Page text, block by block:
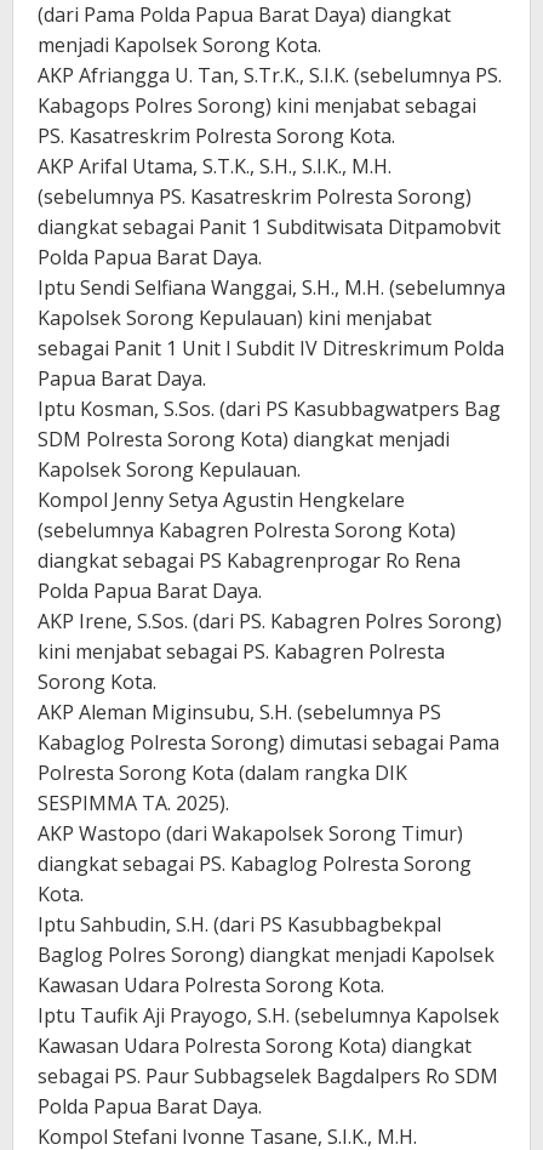
(dari Pama Polda Papua Barat Daya) diangkat
menjadi Kapolsek Sorong Kota.
AKP Afriangga U. Tan, S.Tr.K., S.I.K. (sebelumnya PS.
Kabagops Polres Sorong) kini menjabat sebagai
PS. Kasatreskrim Polresta Sorong Kota.
AKP Arifal Utama, S.T.K., S.H., S.I.K., M.H.
(sebelumnya PS. Kasatreskrim Polresta Sorong)
diangkat sebagai Panit 1 Subditwisata Ditpamobvit
Polda Papua Barat Daya.
Iptu Sendi Selfiana Wanggai, S.H., M.H. (sebelumnya
Kapolsek Sorong Kepulauan) kini menjabat
sebagai Panit 1 Unit I Subdit IV Ditreskrimum Polda
Papua Barat Daya.
Iptu Kosman, S.Sos. (dari PS Kasubbagwatpers Bag
SDM Polresta Sorong Kota) diangkat menjadi
Kapolsek Sorong Kepulauan.
Kompol Jenny Setya Agustin Hengkelare
(sebelumnya Kabagren Polresta Sorong Kota)
diangkat sebagai PS Kabagrenprogar Ro Rena
Polda Papua Barat Daya.
AKP Irene, S.Sos. (dari PS. Kabagren Polres Sorong)
kini menjabat sebagai PS. Kabagren Polresta
Sorong Kota.
AKP Aleman Miginsubu, S.H. (sebelumnya PS
Kabaglog Polresta Sorong) dimutasi sebagai Pama
Polresta Sorong Kota (dalam rangka DIK
SESPIMMA TA. 2025).
AKP Wastopo (dari Wakapolsek Sorong Timur)
diangkat sebagai PS. Kabaglog Polresta Sorong
Kota.
Iptu Sahbudin, S.H. (dari PS Kasubbagbekpal
Baglog Polres Sorong) diangkat menjadi Kapolsek
Kawasan Udara Polresta Sorong Kota.
Iptu Taufik Aji Prayogo, S.H. (sebelumnya Kapolsek
Kawasan Udara Polresta Sorong Kota) diangkat
sebagai PS. Paur Subbagselek Bagdalpers Ro SDM
Polda Papua Barat Daya.
Kompol Stefani Ivonne Tasane, S.I.K., M.H.